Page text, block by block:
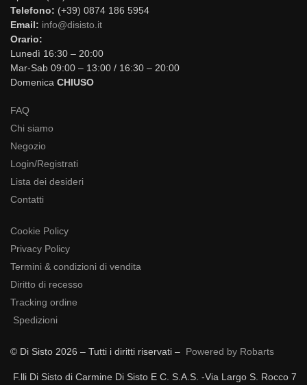
Telefono: (+39) 0874 186 5954
Email: info@disisto.it
Orario:
Lunedì 16:30 – 20:00
Mar-Sab 09:00 – 13:00 / 16:30 – 20:00
Domenica CHIUSO
FAQ
Chi siamo
Negozio
Login/Registrati
Lista dei desideri
Contatti
Cookie Policy
Privacy Policy
Termini & condizioni di vendita
Diritto di recesso
Tracking ordine
Spedizioni
© Di Sisto 2026 – Tutti i diritti riservati – Powered by Robarts
F.lli Di Sisto di Carmine Di Sisto E C. S.A.S. -Via Largo S. Rocco 7